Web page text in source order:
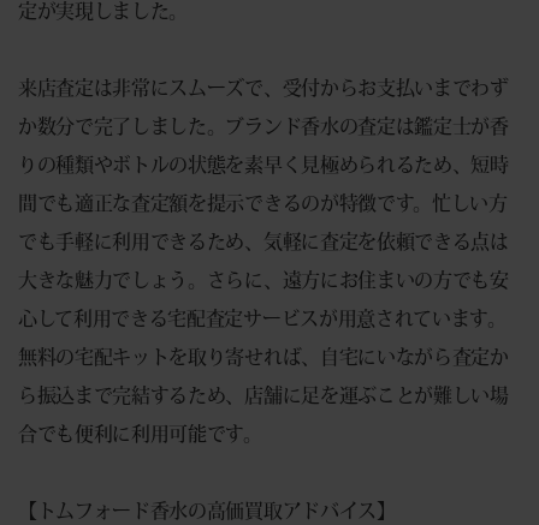
定が実現しました。
来店査定は非常にスムーズで、受付からお支払いまでわず
か数分で完了しました。ブランド香水の査定は鑑定士が香
りの種類やボトルの状態を素早く見極められるため、短時
間でも適正な査定額を提示できるのが特徴です。忙しい方
でも手軽に利用できるため、気軽に査定を依頼できる点は
大きな魅力でしょう。さらに、遠方にお住まいの方でも安
心して利用できる宅配査定サービスが用意されています。
無料の宅配キットを取り寄せれば、自宅にいながら査定か
ら振込まで完結するため、店舗に足を運ぶことが難しい場
合でも便利に利用可能です。
【トムフォード香水の高価買取アドバイス】